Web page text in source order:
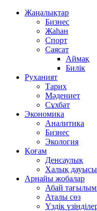
Жаңалықтар
Бизнес
Жаһан
Спорт
Саясат
Аймақ
Билік
Руханият
Тарих
Мәдениет
Сұхбат
Экономика
Аналитика
Бизнес
Экология
Қоғам
Денсаулық
Халық дауысы
Арнайы жобалар
Абай
Аталы сөз
Үздік